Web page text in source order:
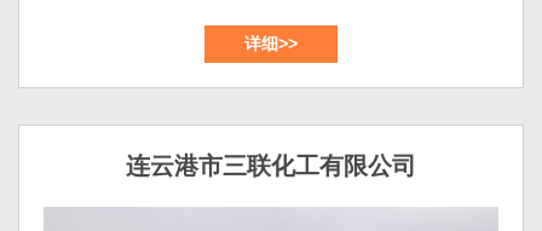
目、年产800吨的2,2-二硫二本甲酸（DTSA）项目、年产
1000吨的靛红酸酐(dtbc)项目，年产300吨的邻氨基苯甲酸甲
详细>>
连云港市三联化工有限公司